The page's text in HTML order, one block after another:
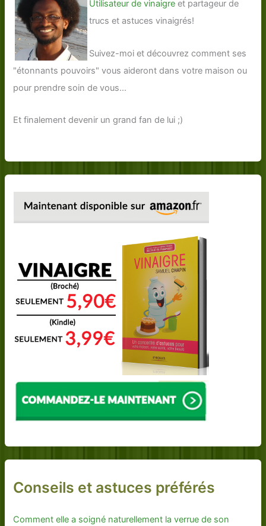
Utilisateur de vinaigre et partageur de
trucs et astuces vinaigrés!
Suivez-moi et découvrez comment ses
"étonnants pouvoirs" vous aideront dans votre maison ou
pour prendre soin de vous...
Et finalement devenir un grand fan de lui ;)
Conseils et astuces préférés
Comment elle a soigné naturellement la verrue de son